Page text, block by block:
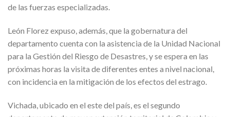
de las fuerzas especializadas.
León Florez expuso, además, que la gobernatura del
departamento cuenta con la asistencia de la Unidad Nacional
para la Gestión del Riesgo de Desastres, y se espera en las
próximas horas la visita de diferentes entes a nivel nacional,
con incidencia en la mitigación de los efectos del estrago.
Vichada, ubicado en el este del país, es el segundo